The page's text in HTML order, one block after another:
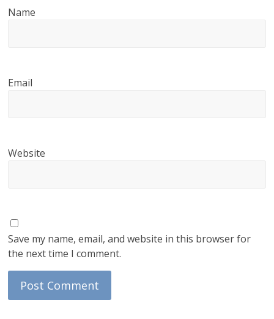
Name
Email
Website
Save my name, email, and website in this browser for
the next time I comment.